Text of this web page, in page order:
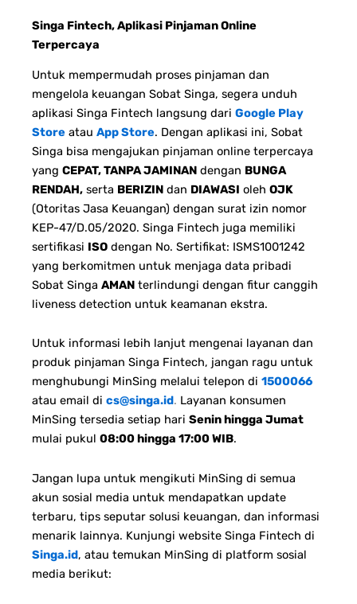
Singa Fintech, Aplikasi Pinjaman Online
Terpercaya
Untuk mempermudah proses pinjaman dan
mengelola keuangan Sobat Singa, segera unduh
aplikasi Singa Fintech langsung dari Google Play
Store atau App Store. Dengan aplikasi ini, Sobat
Singa bisa mengajukan pinjaman online terpercaya
yang CEPAT, TANPA JAMINAN dengan BUNGA
RENDAH, serta BERIZIN dan DIAWASI oleh OJK
(Otoritas Jasa Keuangan) dengan surat izin nomor
KEP-47/D.05/2020. Singa Fintech juga memiliki
sertifikasi ISO dengan No. Sertifikat: ISMS1001242
yang berkomitmen untuk menjaga data pribadi
Sobat Singa AMAN terlindungi dengan fitur canggih
liveness detection untuk keamanan ekstra.
Untuk informasi lebih lanjut mengenai layanan dan
produk pinjaman Singa Fintech, jangan ragu untuk
menghubungi MinSing melalui telepon di 1500066
atau email di cs@singa.id. Layanan konsumen
MinSing tersedia setiap hari Senin hingga Jumat
mulai pukul 08:00 hingga 17:00 WIB.
Jangan lupa untuk mengikuti MinSing di semua
akun sosial media untuk mendapatkan update
terbaru, tips seputar solusi keuangan, dan informasi
menarik lainnya. Kunjungi website Singa Fintech di
Singa.id, atau temukan MinSing di platform sosial
media berikut: